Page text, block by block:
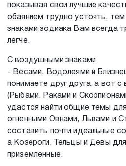
показывая свои лучшие
обаянием трудно устоять,
знаками зодиака Вам всегда
легче.
С воздушными знаками
- Весами, Водолеями и
понимаете друг друга, а вот с
(Рыбами, Раками и
удастся найти общие темы
огненными Овнами, Львами и
составить почти идеальные
а Козероги, Тельцы и Девы
приземленные.